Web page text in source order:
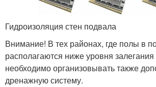
Гидроизоляция стен подвала
Внимание! В тех районах, где полы в
располагаются ниже уровня
необходимо организовывать также
дренажную систему.